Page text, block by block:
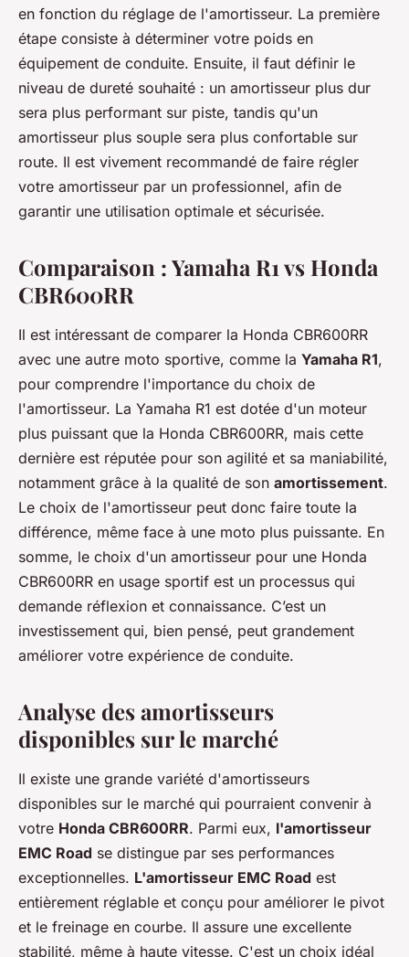
en fonction du réglage de l'amortisseur. La première
étape consiste à déterminer votre poids en
équipement de conduite. Ensuite, il faut définir le
niveau de dureté souhaité : un amortisseur plus dur
sera plus performant sur piste, tandis qu'un
amortisseur plus souple sera plus confortable sur
route. Il est vivement recommandé de faire régler
votre amortisseur par un professionnel, afin de
garantir une utilisation optimale et sécurisée.
Comparaison : Yamaha R1 vs Honda
CBR600RR
Il est intéressant de comparer la Honda CBR600RR
avec une autre moto sportive, comme la Yamaha R1,
pour comprendre l'importance du choix de
l'amortisseur. La Yamaha R1 est dotée d'un moteur
plus puissant que la Honda CBR600RR, mais cette
dernière est réputée pour son agilité et sa maniabilité,
notamment grâce à la qualité de son amortissement.
Le choix de l'amortisseur peut donc faire toute la
différence, même face à une moto plus puissante. En
somme, le choix d'un amortisseur pour une Honda
CBR600RR en usage sportif est un processus qui
demande réflexion et connaissance. C’est un
investissement qui, bien pensé, peut grandement
améliorer votre expérience de conduite.
Analyse des amortisseurs
disponibles sur le marché
Il existe une grande variété d'amortisseurs
disponibles sur le marché qui pourraient convenir à
votre Honda CBR600RR. Parmi eux, l'amortisseur
EMC Road se distingue par ses performances
exceptionnelles. L'amortisseur EMC Road est
entièrement réglable et conçu pour améliorer le pivot
et le freinage en courbe. Il assure une excellente
stabilité, même à haute vitesse. C'est un choix idéal